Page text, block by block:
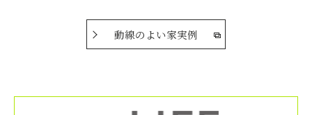
動線のよい家実例